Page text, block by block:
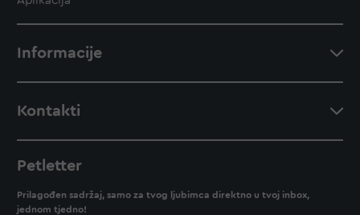
Informacije
Kontakti
Petletter
Prilagođen sadržaj, samo za tvog ljubimca direktno u tvoj inbox,
jednom tjedno!